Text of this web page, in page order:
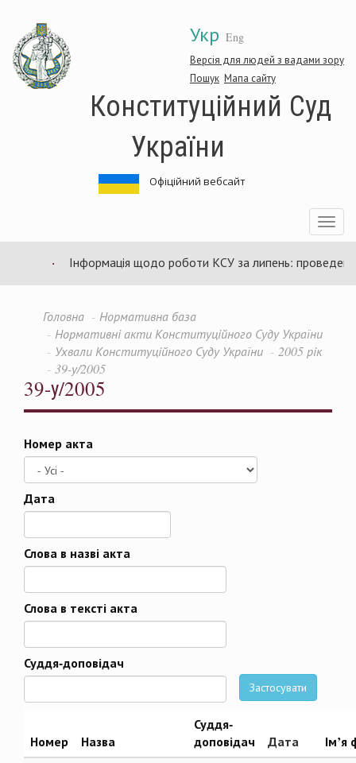
основного
матеріалу
Укр Eng
Версія для людей з вадами зору
Пошук Мапа сайту
Конституційний Суд
України
Офіційний вебсайт
Toggle
Інформація щодо роботи КСУ за липень: проведено
Головна
Нормативна база
Нормативні акти Конституційного Суду України
Ухвали Конституційного Суду України
2005 рік
39-у/2005
39-у/2005
Номер акта
Дата
Дата
Слова в назві акта
Слова в тексті акта
Суддя-доповідач
Застосувати
Номер Назва
Суддя-
доповідач
Дата Ім’я